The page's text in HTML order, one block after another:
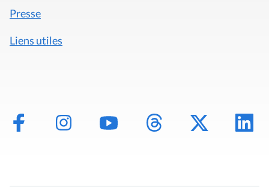
Presse
Liens utiles